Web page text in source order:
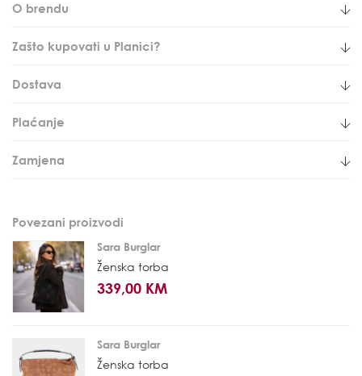
O brendu
Zašto kupovati u Planici?
Dostava
Plaćanje
Zamjena
Povezani proizvodi
Sara Burglar
Ženska torba
339,00 KM
Sara Burglar
Ženska torba